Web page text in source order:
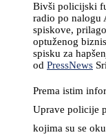
Bivši policijski
radio po nalogu
spiskove,
optuženog
spisku za
od PressNews
Prema istim
Uprave policije
kojima su se